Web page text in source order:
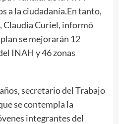
a la ciudadanía.En tanto,
Claudia Curiel, informó
se mejorarán 12
INAH y 46 zonas
secretario del Trabajo
se contempla la
integrantes del